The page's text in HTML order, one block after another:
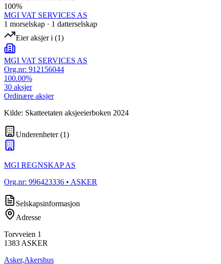
100%
MGI VAT SERVICES AS
1 morselskap · 1 datterselskap
Eier aksjer i (1)
MGI VAT SERVICES AS
Org.nr: 912156044
100.00%
30 aksjer
Ordinære aksjer
Kilde: Skatteetaten aksjeeierboken 2024
Underenheter(1)
MGI REGNSKAP AS
Org.nr: 996423336 • ASKER
Selskapsinformasjon
Adresse
Torvveien 1
1383ASKER
Asker,Akershus